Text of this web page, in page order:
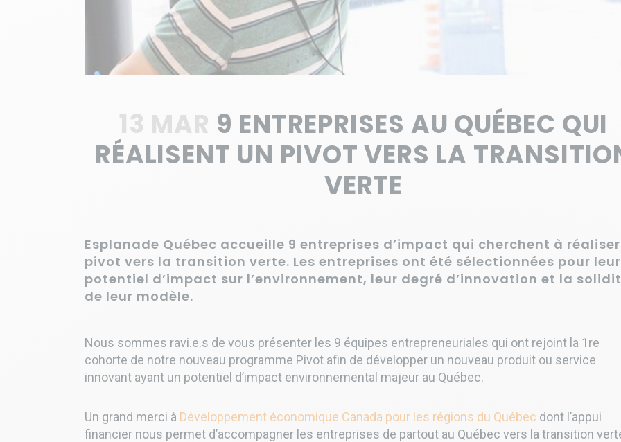
13 MAR 9 ENTREPRISES AU QUÉBEC QUI
RÉALISENT UN PIVOT VERS LA
VERTE
Esplanade Québec accueille 9 entreprises d’impact qui cherchent à
pivot vers la transition verte. Les entreprises ont été sélectionnées pour leur
potentiel d’impact sur l’environnement, leur degré d’innovation et la
de leur modèle.
Nous sommes ravi.e.s de vous présenter les 9 équipes entrepreneuriales qui ont rejoint la 1re
cohorte de notre nouveau programme Pivot afin de développer un nouveau produit ou service
innovant ayant un potentiel d’impact environnemental majeur au Québec.
Un grand merci à Développement économique Canada pour les régions du Québec dont l’appui
financier nous permet d’accompagner les entreprises de partout au Québec vers la transition